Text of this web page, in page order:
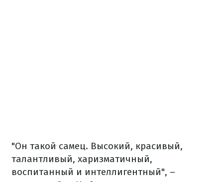
"Он такой самец. Высокий, красивый,
талантливый, харизматичный,
воспитанный и интеллигентный", –